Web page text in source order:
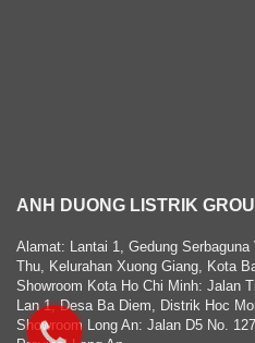
ANH DUONG LISTRIK
Alamat: Lantai 1, Gedung
Thu, Kelurahan Xuong Giang, Kota
Showroom Kota Ho Chi Minh: Jalan
Lan 1, Desa Ba Diem, Distrik Hoc
Showroom Long An: Jalan D5 No.